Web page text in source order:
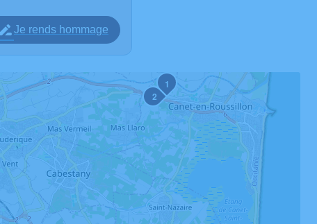
Je rends hommage
1
2